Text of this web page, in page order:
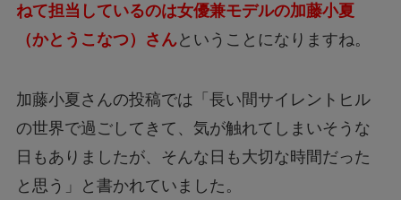
ねて担当しているのは女優兼モデルの加藤小夏
（かとうこなつ）さんということになりますね。
加藤小夏さんの投稿では「長い間サイレントヒル
の世界で過ごしてきて、気が触れてしまいそうな
日もありましたが、そんな日も大切な時間だった
と思う」と書かれていました。